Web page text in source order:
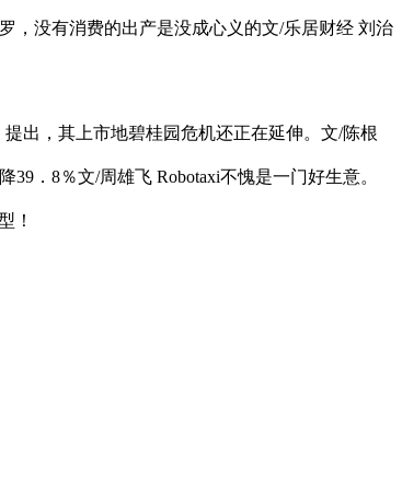
，没有消费的出产是没成心义的文/乐居财经 刘治
出，其上市地碧桂园危机还正在延伸。文/陈根
．8％文/周雄飞 Robotaxi不愧是一门好生意。
！